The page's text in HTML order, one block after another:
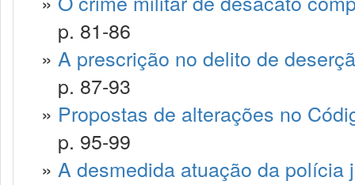
p. 81-86
» A prescrição no delito de
p. 87-93
» Propostas de alterações no
p. 95-99
» A desmedida atuação da polícia